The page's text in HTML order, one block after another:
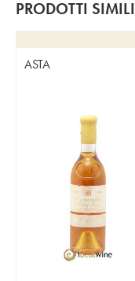
PRODOTTI SIMILI
ASTA